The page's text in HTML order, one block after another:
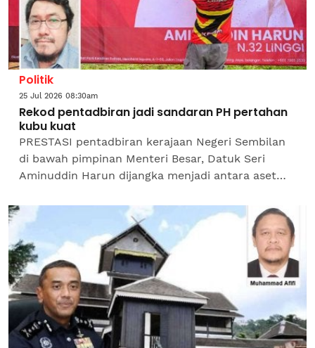
Politik
25 Jul 2026 08:30am
Rekod pentadbiran jadi sandaran PH pertahan
kubu kuat
PRESTASI pentadbiran kerajaan Negeri Sembilan
di bawah pimpinan Menteri Besar, Datuk Seri
Aminuddin Harun dijangka menjadi antara aset
dalam usaha...